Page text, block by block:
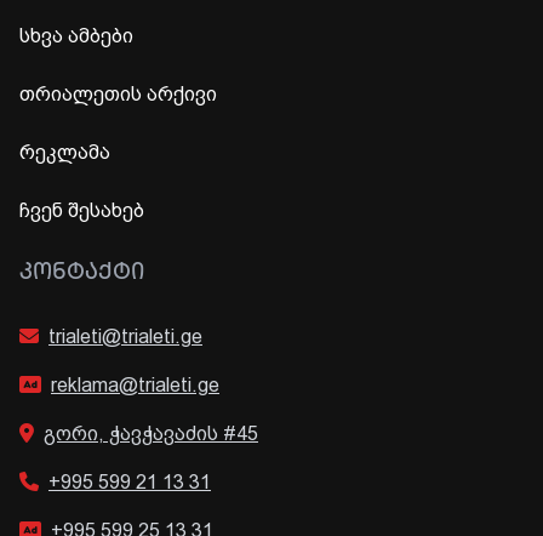
სხვა ამბები
თრიალეთის არქივი
რეკლამა
ჩვენ შესახებ
ᲙᲝᲜᲢᲐᲥᲢᲘ
trialeti@trialeti.ge
reklama@trialeti.ge
გორი, ჭავჭავაძის #45
+995 599 21 13 31
+995 599 25 13 31